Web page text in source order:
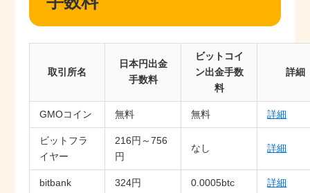
取引所名
日本円出金
手数料
ビットコイ
ン出金手数
料
詳細
GMOコイン 無料 無料 詳細
ビットフラ
イヤー
216円～756
円
なし 詳細
bitbank 324円 0.0005btc 詳細